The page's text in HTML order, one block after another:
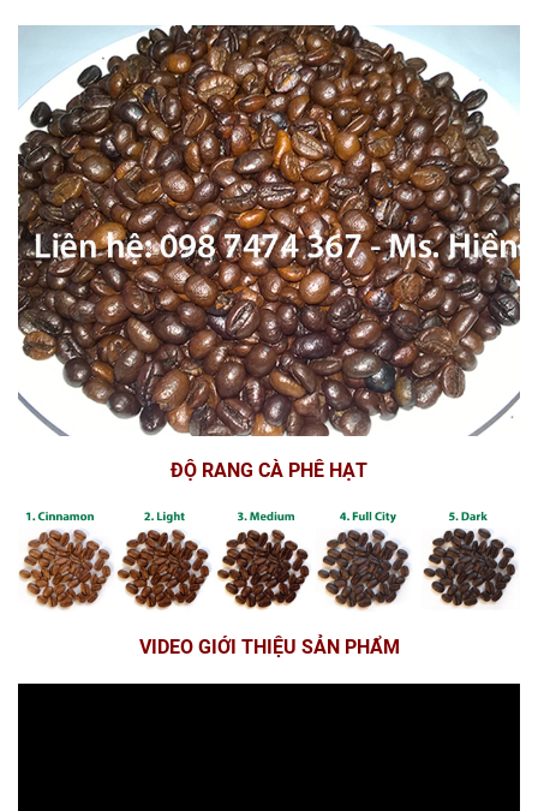
ĐỘ RANG CÀ PHÊ HẠT
VIDEO GIỚI THIỆU SẢN PHẨM